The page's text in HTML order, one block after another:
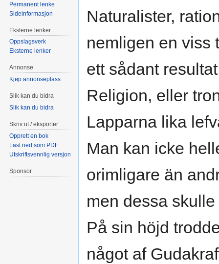
Naturalister,
nemligen en viss
ett sådant
Religion, eller
Lapparna lika
Man kan icke
orimligare än
men dessa
På sin höjd
något af
Permanent lenke
Sideinformasjon
Eksterne lenker
Oppslagsverk
Eksterne lenker
Annonse
Kjøp annonseplass
Slik kan du bidra
Slik kan du bidra
Skriv ut / eksporter
Opprett en bok
Last ned som PDF
Utskriftsvennlig versjon
Sponsor